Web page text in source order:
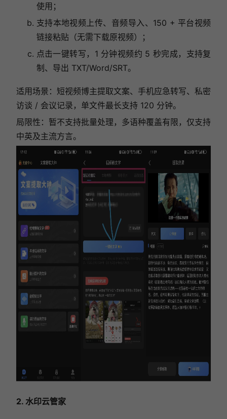
使用；
支持本地视频上传、音频导入、150 + 平台视频
链接粘贴（无需下载原视频）；
点击一键转写，1 分钟视频约 5 秒完成，支持复
制、导出 TXT/Word/SRT。
适用场景：短视频博主提取文案、手机应急转写、私密
访谈 / 会议记录，单文件最长支持 120 分钟。
局限性：暂不支持批量处理，多语种覆盖有限，仅支持
中英及主流方言。
2. 水印云管家